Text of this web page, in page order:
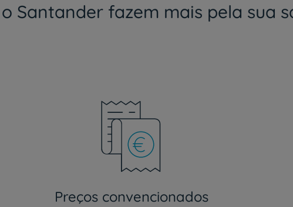
o Santander fazem mais pela sua
Preços convencionados